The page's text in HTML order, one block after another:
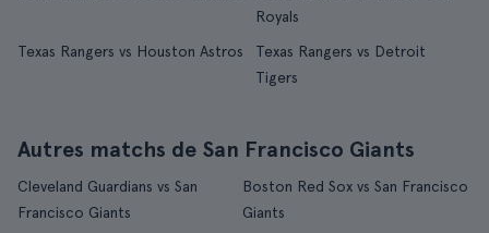
Royals
Texas Rangers vs Houston Astros
Texas Rangers vs Detroit
Tigers
Autres matchs de San Francisco Giants
Cleveland Guardians vs San
Francisco Giants
Boston Red Sox vs San Francisco
Giants